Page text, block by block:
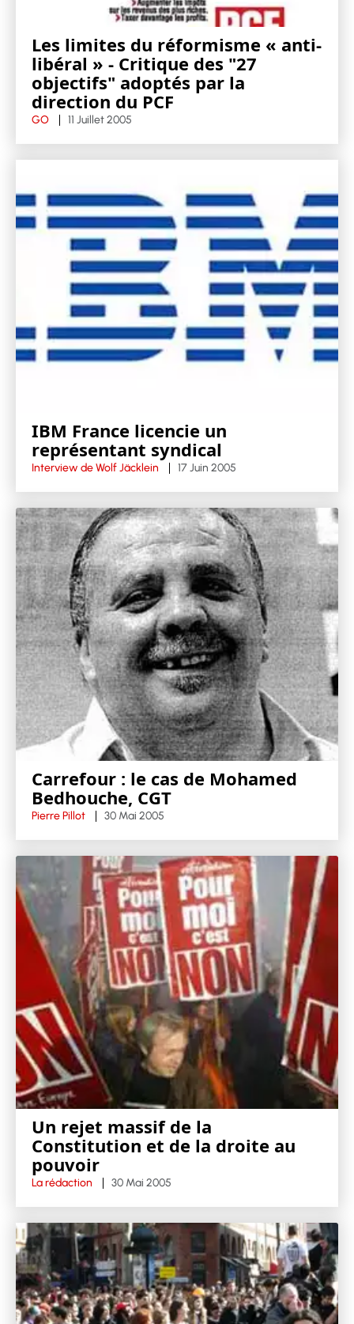
Les limites du réformisme « anti-
libéral » - Critique des "27
objectifs" adoptés par la
direction du PCF
GO 11 Juillet 2005
IBM France licencie un
représentant syndical
Interview de Wolf Jäcklein 17 Juin 2005
Carrefour : le cas de Mohamed
Bedhouche, CGT
Pierre Pillot 30 Mai 2005
Un rejet massif de la
Constitution et de la droite au
pouvoir
La rédaction 30 Mai 2005